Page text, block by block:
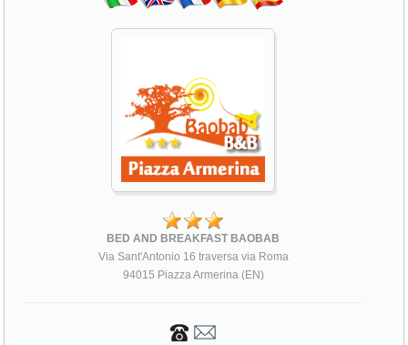
BED AND BREAKFAST BAOBAB
Via Sant'Antonio 16 traversa via Roma
94015 Piazza Armerina (EN)